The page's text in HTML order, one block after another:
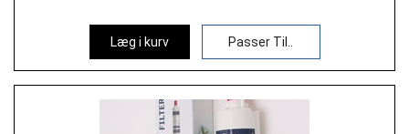
Læg i kurv Passer Til..